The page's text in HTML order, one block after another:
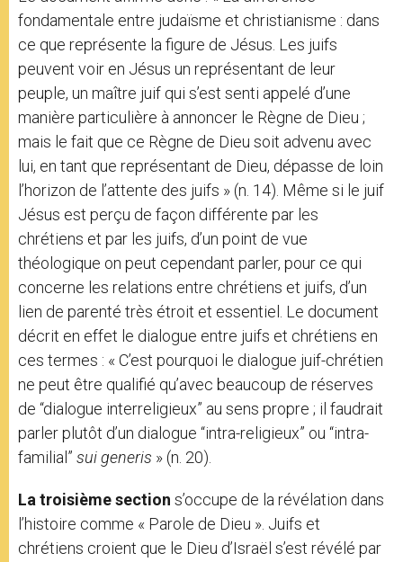
fondamentale entre judaïsme et christianisme : dans
ce que représente la figure de Jésus. Les juifs
peuvent voir en Jésus un représentant de leur
peuple, un maître juif qui s’est senti appelé d’une
manière particulière à annoncer le Règne de Dieu ;
mais le fait que ce Règne de Dieu soit advenu avec
lui, en tant que représentant de Dieu, dépasse de loin
l’horizon de l’attente des juifs » (n. 14). Même si le juif
Jésus est perçu de façon différente par les
chrétiens et par les juifs, d’un point de vue
théologique on peut cependant parler, pour ce qui
concerne les relations entre chrétiens et juifs, d’un
lien de parenté très étroit et essentiel. Le document
décrit en effet le dialogue entre juifs et chrétiens en
ces termes : « C’est pourquoi le dialogue juif-chrétien
ne peut être qualifié qu’avec beaucoup de réserves
de “dialogue interreligieux” au sens propre ; il faudrait
parler plutôt d’un dialogue “intra-religieux” ou “intra-
familial” sui generis » (n. 20).
La troisième section s’occupe de la révélation dans
l’histoire comme « Parole de Dieu ». Juifs et
chrétiens croient que le Dieu d’Israël s’est révélé par